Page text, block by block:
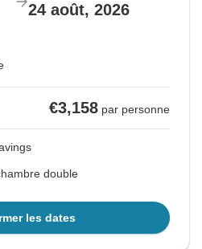
24 août, 2026
€3,158 par personne
double
les dates